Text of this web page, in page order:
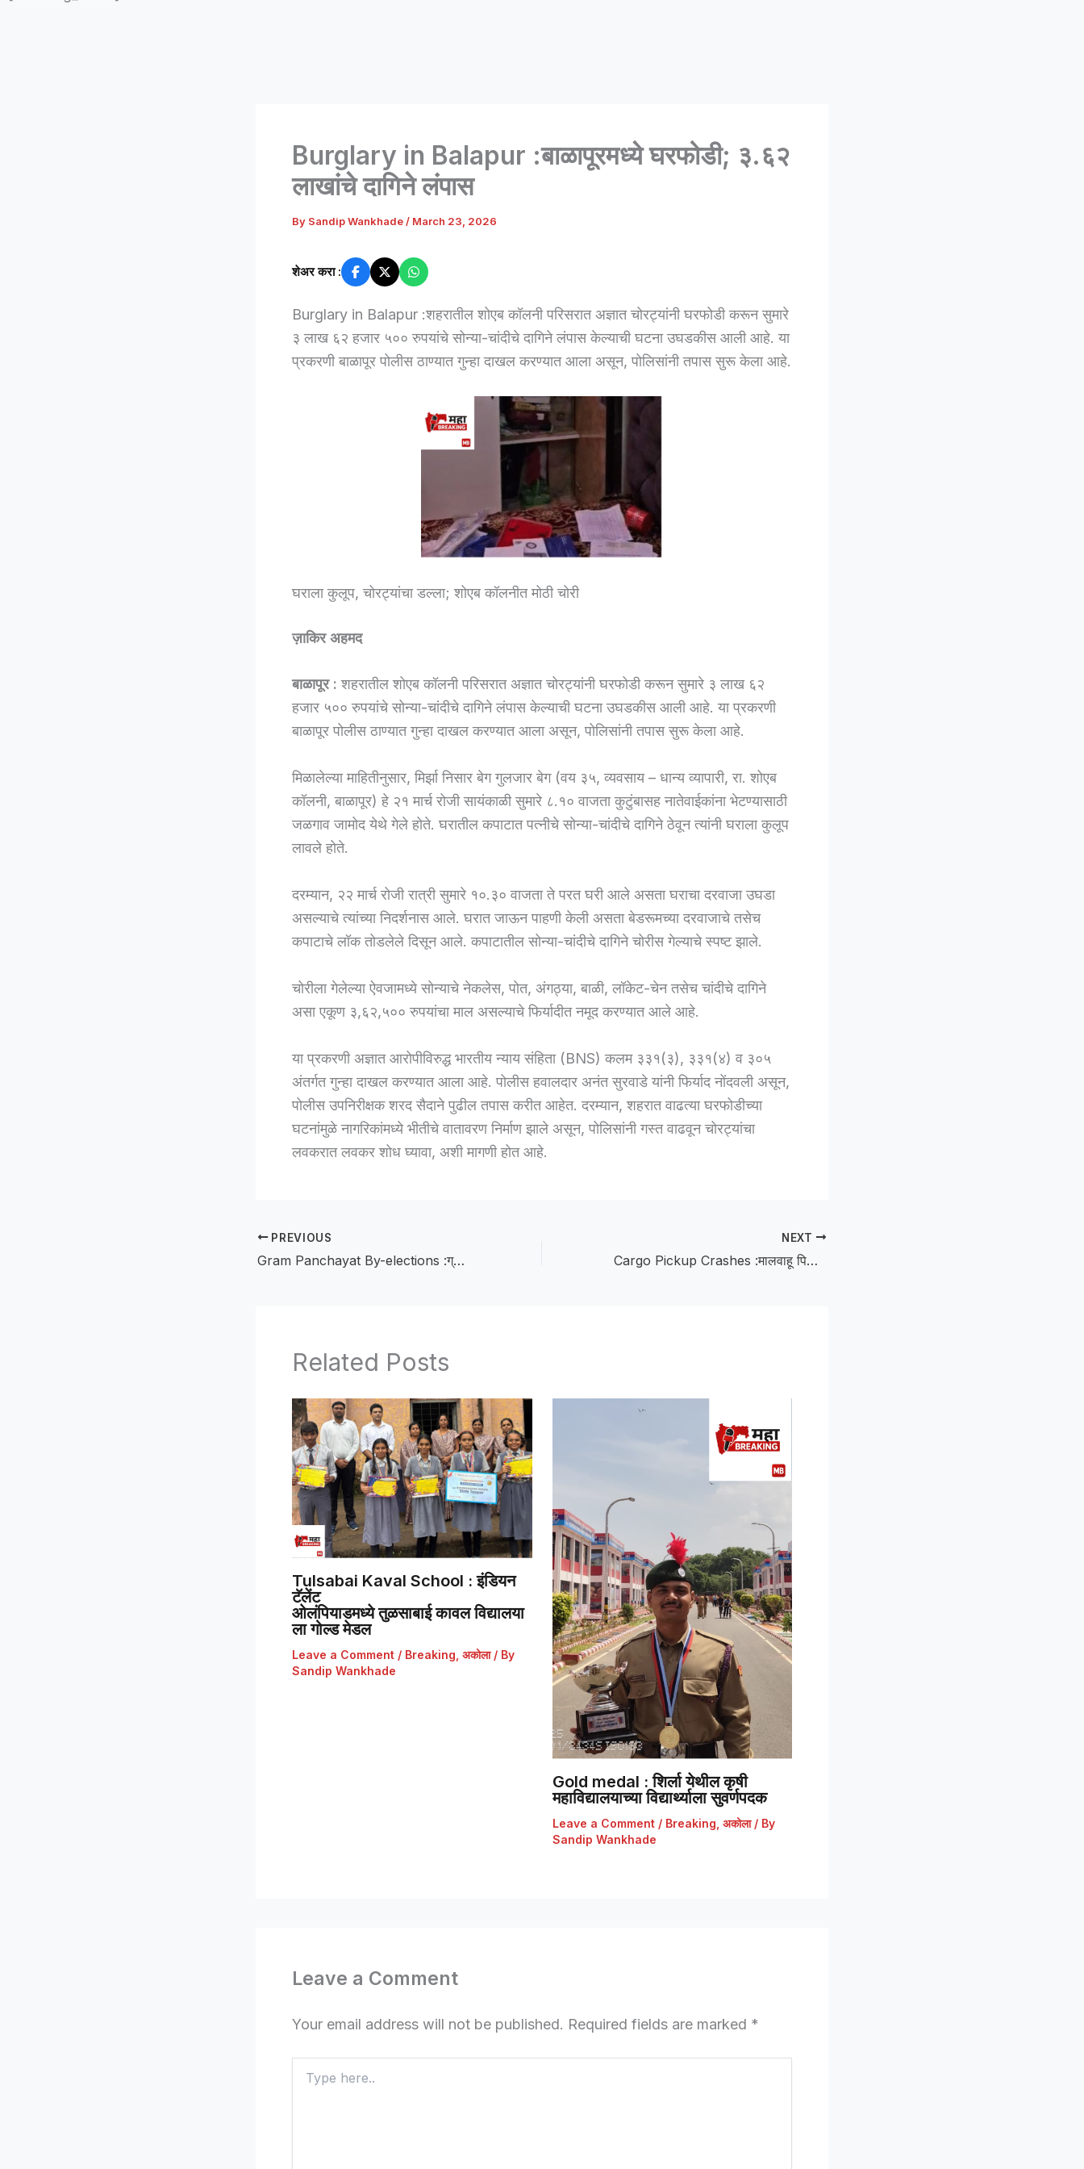
Burglary in Balapur :बाळापूरमध्ये घरफोडी; ३.६२
लाखांचे दागिने लंपास
By Sandip Wankhade / March 23, 2026
शेअर करा :
Burglary in Balapur :शहरातील शोएब कॉलनी परिसरात अज्ञात चोरट्यांनी घरफोडी करून सुमारे
३ लाख ६२ हजार ५०० रुपयांचे सोन्या-चांदीचे दागिने लंपास केल्याची घटना उघडकीस आली आहे. या
प्रकरणी बाळापूर पोलीस ठाण्यात गुन्हा दाखल करण्यात आला असून, पोलिसांनी तपास सुरू केला आहे.
घराला कुलूप, चोरट्यांचा डल्ला; शोएब कॉलनीत मोठी चोरी
ज़ाकिर अहमद
बाळापूर : शहरातील शोएब कॉलनी परिसरात अज्ञात चोरट्यांनी घरफोडी करून सुमारे ३ लाख ६२
हजार ५०० रुपयांचे सोन्या-चांदीचे दागिने लंपास केल्याची घटना उघडकीस आली आहे. या प्रकरणी
बाळापूर पोलीस ठाण्यात गुन्हा दाखल करण्यात आला असून, पोलिसांनी तपास सुरू केला आहे.
मिळालेल्या माहितीनुसार, मिर्झा निसार बेग गुलजार बेग (वय ३५, व्यवसाय – धान्य व्यापारी, रा. शोएब
कॉलनी, बाळापूर) हे २१ मार्च रोजी सायंकाळी सुमारे ८.१० वाजता कुटुंबासह नातेवाईकांना भेटण्यासाठी
जळगाव जामोद येथे गेले होते. घरातील कपाटात पत्नीचे सोन्या-चांदीचे दागिने ठेवून त्यांनी घराला कुलूप
लावले होते.
दरम्यान, २२ मार्च रोजी रात्री सुमारे १०.३० वाजता ते परत घरी आले असता घराचा दरवाजा उघडा
असल्याचे त्यांच्या निदर्शनास आले. घरात जाऊन पाहणी केली असता बेडरूमच्या दरवाजाचे तसेच
कपाटाचे लॉक तोडलेले दिसून आले. कपाटातील सोन्या-चांदीचे दागिने चोरीस गेल्याचे स्पष्ट झाले.
चोरीला गेलेल्या ऐवजामध्ये सोन्याचे नेकलेस, पोत, अंगठ्या, बाळी, लॉकेट-चेन तसेच चांदीचे दागिने
असा एकूण ३,६२,५०० रुपयांचा माल असल्याचे फिर्यादीत नमूद करण्यात आले आहे.
या प्रकरणी अज्ञात आरोपीविरुद्ध भारतीय न्याय संहिता (BNS) कलम ३३१(३), ३३१(४) व ३०५
अंतर्गत गुन्हा दाखल करण्यात आला आहे. पोलीस हवालदार अनंत सुरवाडे यांनी फिर्याद नोंदवली असून,
पोलीस उपनिरीक्षक शरद सैदाने पुढील तपास करीत आहेत. दरम्यान, शहरात वाढत्या घरफोडीच्या
घटनांमुळे नागरिकांमध्ये भीतीचे वातावरण निर्माण झाले असून, पोलिसांनी गस्त वाढवून चोरट्यांचा
लवकरात लवकर शोध घ्यावा, अशी मागणी होत आहे.
PREVIOUS
Gram Panchayat By-elections :ग्रामपंचायत पोटनिवडणुका जाहीर; संग्रामपूर, चिखली, मेहकरमध्ये रंगणार लढत
NEXT
Cargo Pickup Crashes :मालवाहू पिकअप दुभाजकावर धडकून पलटी; चालक-वाहक जखमी
Related Posts
Tulsabai Kaval School : इंडियन
टॅलेंट
ओलंपियाडमध्ये तुळसाबाई कावल विद्यालया
ला गोल्ड मेडल
Leave a Comment / Breaking अकोला/ By
Sandip Wankhade
Gold medal : शिर्ला येथील कृषी
महाविद्यालयाच्या विद्यार्थ्याला सुवर्णपदक
Leave a Comment / Breaking अकोला/ By
Sandip Wankhade
Leave a Comment
Your email address will not be published. Required fields are marked *
here..